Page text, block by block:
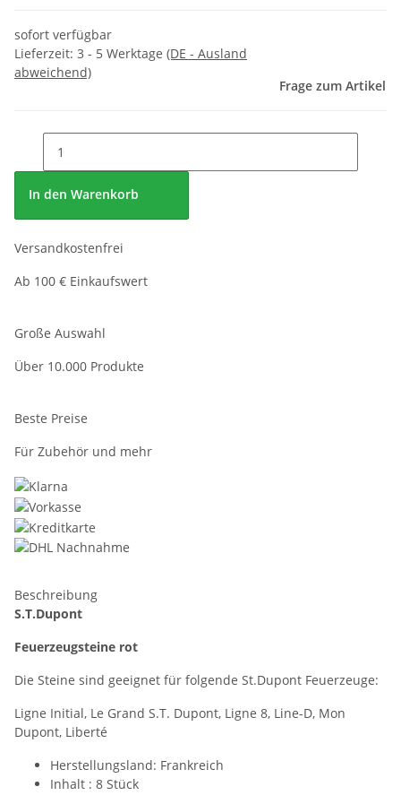
sofort verfügbar
Lieferzeit: 3 - 5 Werktage (DE - Ausland
abweichend)
Frage zum Artikel
In den Warenkorb
Versandkostenfrei
Ab 100 € Einkaufswert
Große Auswahl
Über 10.000 Produkte
Beste Preise
Für Zubehör und mehr
Beschreibung
S.T.Dupont
Feuerzeugsteine rot
Die Steine sind geeignet für folgende St.Dupont Feuerzeuge:
Ligne Initial, Le Grand S.T. Dupont, Ligne 8, Line-D, Mon
Dupont, Liberté
Herstellungsland: Frankreich
Inhalt : 8 Stück